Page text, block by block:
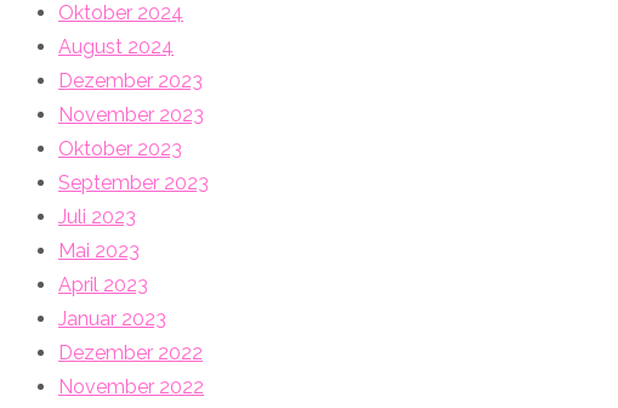
Oktober 2024
August 2024
Dezember 2023
November 2023
Oktober 2023
September 2023
Juli 2023
Mai 2023
April 2023
Januar 2023
Dezember 2022
November 2022